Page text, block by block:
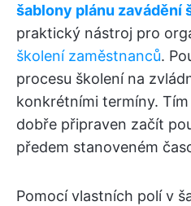
šablony plánu zavádění
praktický nástroj pro
školení zaměstnanců.
procesu školení na
konkrétními termíny.
dobře připraven začít
předem stanoveném
Pomocí vlastních polí v